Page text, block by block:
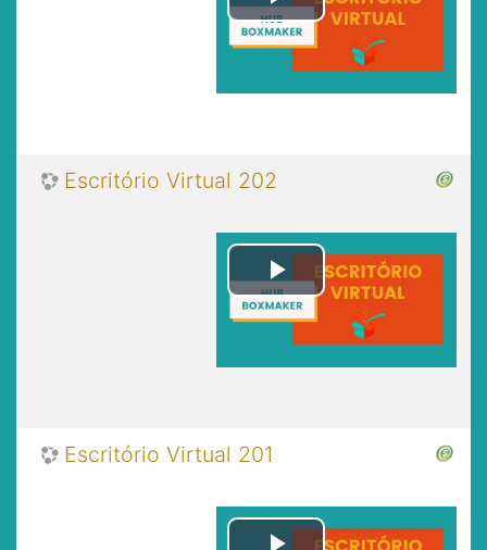
Play
Video
Escritório Virtual 202
Play
Video
Escritório Virtual 201